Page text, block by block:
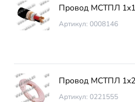
Провод МСТПЛ
Артикул: 0008146
Провод МСТПЛ
Артикул: 0221555